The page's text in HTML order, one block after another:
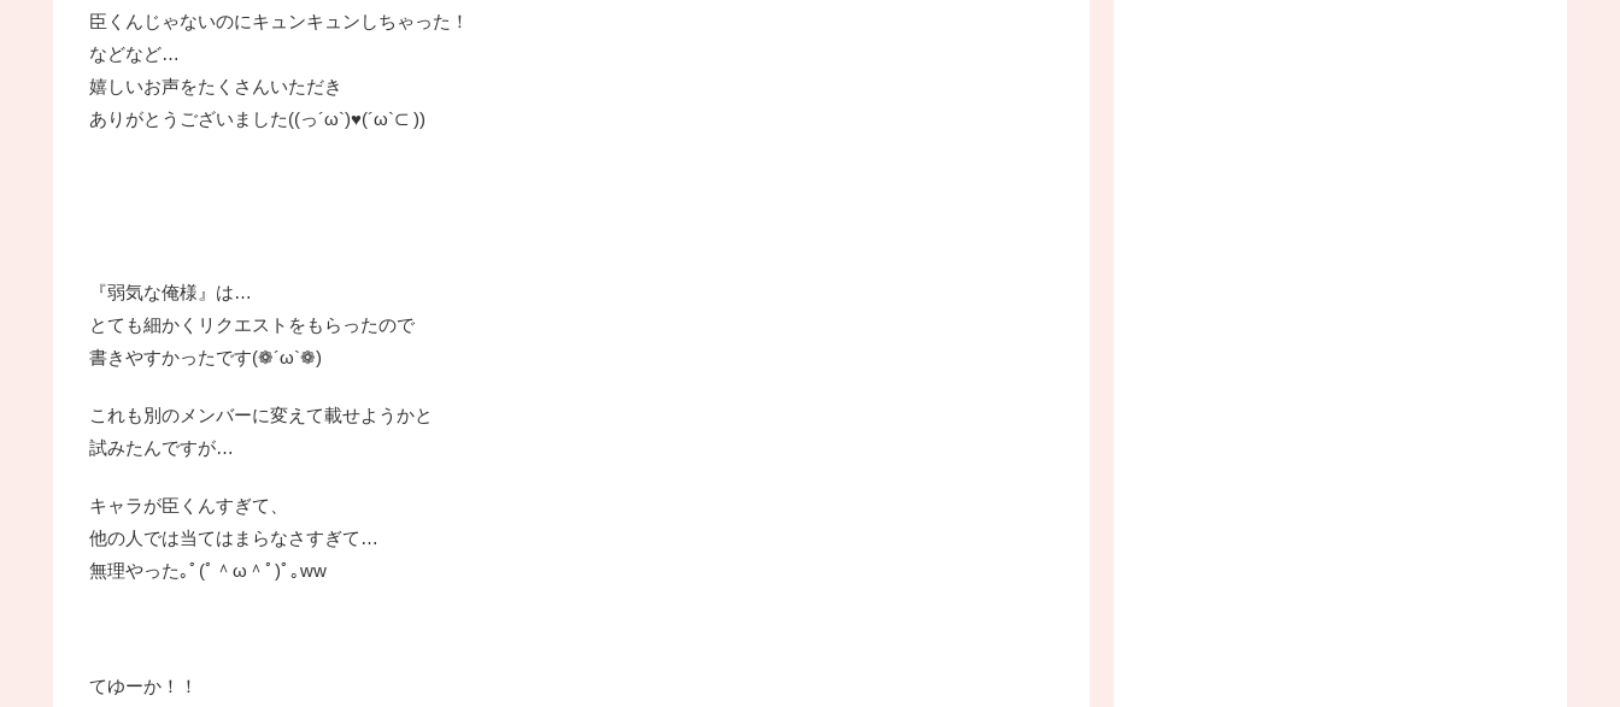
臣くんじゃないのにキュンキュンしちゃった！
などなど…
嬉しいお声をたくさんいただき
ありがとうございました((っ´ω`)♥(´ω`⊂ ))
『弱気な俺様』は…
とても細かくリクエストをもらったので
書きやすかったです(❁´ω`❁)
これも別のメンバーに変えて載せようかと
試みたんですが…
キャラが臣くんすぎて、
他の人では当てはまらなさすぎて…
無理やった｡ﾟ(ﾟ＾ω＾ﾟ)ﾟ｡ww
てゆーか！！